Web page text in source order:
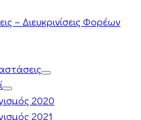
– Διευκρινίσεις Φορέων
2020
2021